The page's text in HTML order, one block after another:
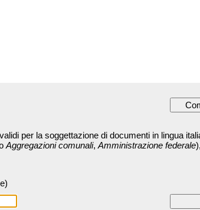
per la soggettazione di documenti in lingua
Aggregazioni comunali, Amministrazione federale